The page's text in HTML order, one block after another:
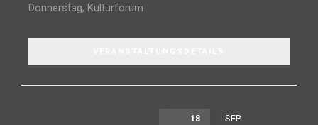
Donnerstag, Kulturforum
18 SEP.